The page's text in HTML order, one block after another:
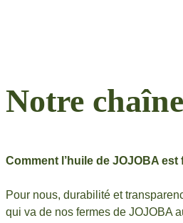
Notre
Comment l’huile de JOJOBA
Pour nous, durabilité et
qui va de nos fermes de JOJOBA